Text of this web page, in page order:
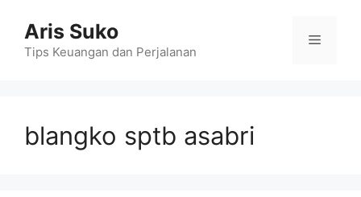
content
Aris Suko
Tips Keuangan dan Perjalanan
Menu
blangko sptb asabri